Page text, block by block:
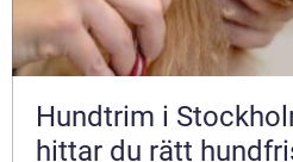
Hundtrim i
hittar du rätt